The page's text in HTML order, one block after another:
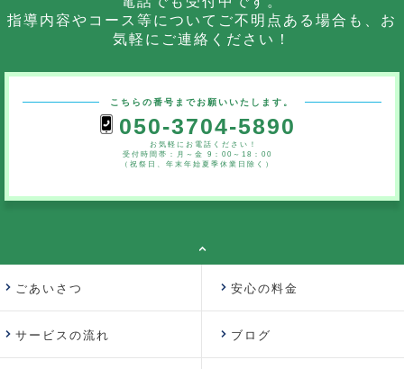
指導内容やコース等についてご不明点ある場合も、お
気軽にご連絡ください！
こちらの番号までお願いいたします。
050-3704-5890
お気軽にお電話ください！
受付時間帯：月～金 9：00～18：00
（祝祭日、年末年始夏季休業日除く）
ごあいさつ 安心の料金
サービスの流れ ブログ